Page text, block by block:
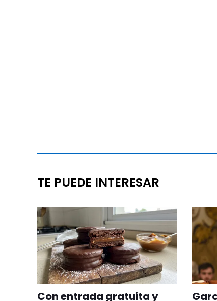
TE PUEDE INTERESAR
Con entrada gratuita y